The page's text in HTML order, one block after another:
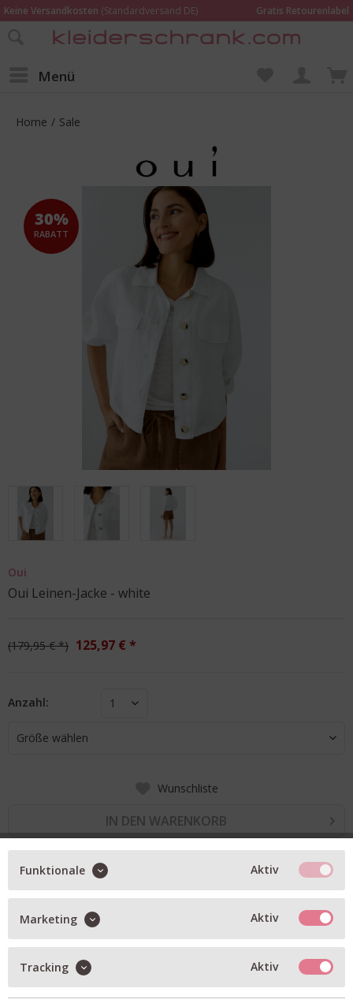
Keine Versandkosten (Standardversand DE)
Gratis Retourenlabel
Online bestellen – im Geschäft in Kempen anprobieren und beraten lassen
Menü
Home / Sale
30%
RABATT
Oui
Oui Leinen-Jacke - white
179,95 € * 125,97 € *
Anzahl: 1
Größe wählen
Wunschliste
IN DEN WARENKORB
BESCHREIBUNG
Leinen-Jacke in white
Knöpfe in Horn-Optik
Tunnelzug am Saum
Funktionale Aktiv
Marketing Aktiv
Tracking Aktiv